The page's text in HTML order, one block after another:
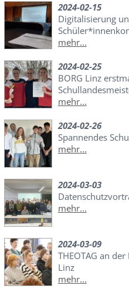
2024-02-15
Digitalisierung
mehr...
2024-02-25
BORG Linz
mehr...
2024-02-26
Spannendes
mehr...
2024-03-03
mehr...
2024-03-09
THEOTAG an
Linz
mehr...